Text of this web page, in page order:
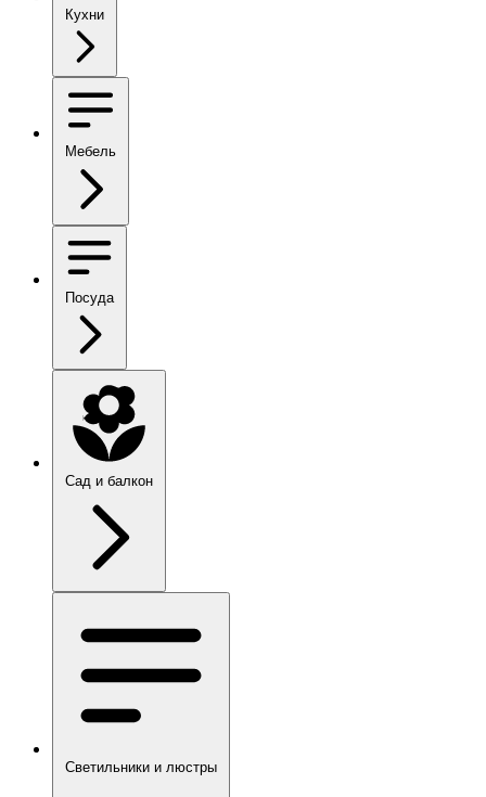
Кухни
Мебель
Посуда
Сад и балкон
Светильники и люстры